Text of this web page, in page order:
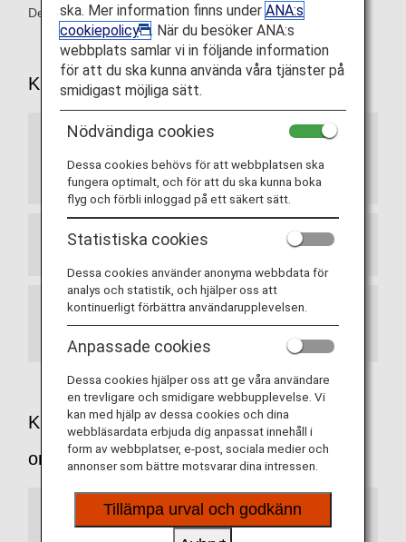
Den här sidan ger svar på vanligt förekommande frågor.
Kunder med rörelsehinder
F: Jag kan inte gå långa sträckor på grund av
min ålder. Är det möjligt att låna rullstol på
flygplatsen?
F: Kan jag checka in min elektriska rullstol?
F: Kan jag ta med en käpp eller kryckor
Kunder som tar med medicinsk utrustning
ombord
F: Kan jag använda syretillförsel i kabinen?
ska. Mer information finns under ANA:s
cookiepolicy
. När du besöker ANA:s
webbplats samlar vi in följande information
för att du ska kunna använda våra tjänster på
smidigast möjliga sätt.
Nödvändiga cookies
Dessa cookies behövs för att webbplatsen ska
fungera optimalt, och för att du ska kunna boka
flyg och förbli inloggad på ett säkert sätt.
Statistiska cookies
Dessa cookies använder anonyma webbdata för
analys och statistik, och hjälper oss att
kontinuerligt förbättra användarupplevelsen.
Anpassade cookies
Dessa cookies hjälper oss att ge våra användare
en trevligare och smidigare webbupplevelse. Vi
kan med hjälp av dessa cookies och dina
webbläsardata erbjuda dig anpassat innehåll i
form av webbplatser, e-post, sociala medier och
annonser som bättre motsvarar dina intressen.
Tillämpa urval och godkänn